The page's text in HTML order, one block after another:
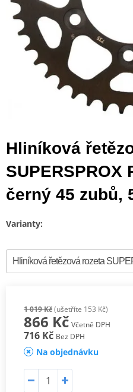
Hliníková
SUPERSPROX
černý 45 zubů,
Varianty:
1 019 Kč(ušetříte 153 Kč)
866 Kč Včetně DPH
716 Kč Bez DPH
Na objednávku